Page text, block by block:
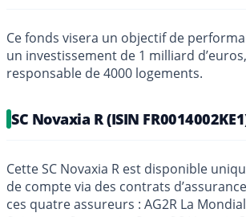
Ce fonds visera un objectif de
un investissement de 1 milliard
responsable de 4000 logements.
SC Novaxia R (ISIN
Cette SC Novaxia R est disponible
de compte via des contrats
ces quatre assureurs : AG2R La